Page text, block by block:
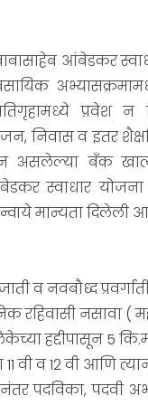
आंबेडकर
प्रवेश
भोजन, निवास व इतर
असलेल्या बँक
स्वाधार
मान्यता दिलेली
जाती व नवबौध्द
रहिवासी नसावा (
हद्दीपासून 5
11 वी व 12 वी आणि
नंतर पदविका, पदवी